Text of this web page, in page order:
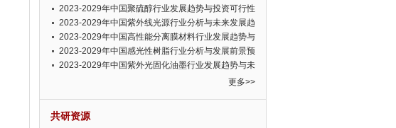
析报告
2023-2029年中国聚硫醇行业发展趋势与投资可行性
报告
2023-2029年中国紫外线光源行业分析与未来发展趋
势报告
2023-2029年中国高性能分离膜材料行业发展趋势与
发展前景预测报告
2023-2029年中国感光性树脂行业分析与发展前景预
测报告
2023-2029年中国紫外光固化油墨行业发展趋势与未
更多>>
共研资源